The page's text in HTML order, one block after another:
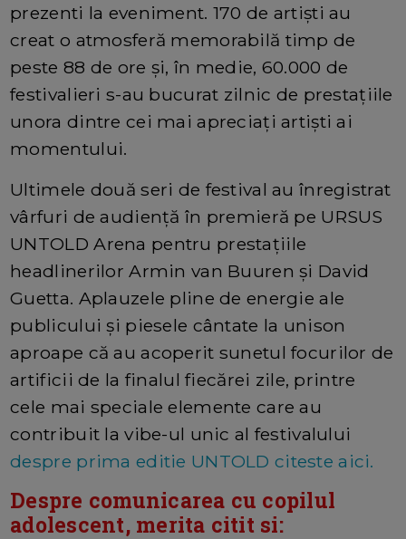
prezenti la eveniment. 170 de artiști au
creat o atmosferă memorabilă timp de
peste 88 de ore și, în medie, 60.000 de
festivalieri s-au bucurat zilnic de prestațiile
unora dintre cei mai apreciați artiști ai
momentului.
Ultimele două seri de festival au înregistrat
vârfuri de audiență în premieră pe URSUS
UNTOLD Arena pentru prestațiile
headlinerilor Armin van Buuren și David
Guetta. Aplauzele pline de energie ale
publicului și piesele cântate la unison
aproape că au acoperit sunetul focurilor de
artificii de la finalul fiecărei zile, printre
cele mai speciale elemente care au
contribuit la vibe-ul unic al festivalului
despre prima editie UNTOLD citeste aici.
Despre comunicarea cu copilul
adolescent, merita citit si: